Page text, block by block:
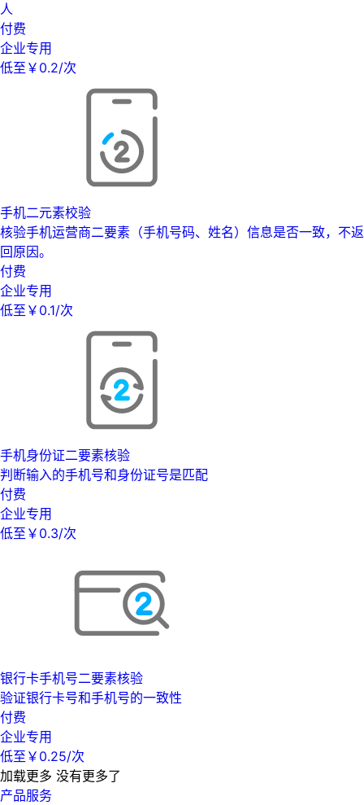
人
付费
企业专用
低至￥0.2/次
手机二元素校验
核验手机运营商二要素（手机号码、姓名）信息是否一致，不返
回原因。
付费
企业专用
低至￥0.1/次
手机身份证二要素核验
判断输入的手机号和身份证号是匹配
付费
企业专用
低至￥0.3/次
银行卡手机号二要素核验
验证银行卡号和手机号的一致性
付费
企业专用
低至￥0.25/次
加载更多 没有更多了
产品服务